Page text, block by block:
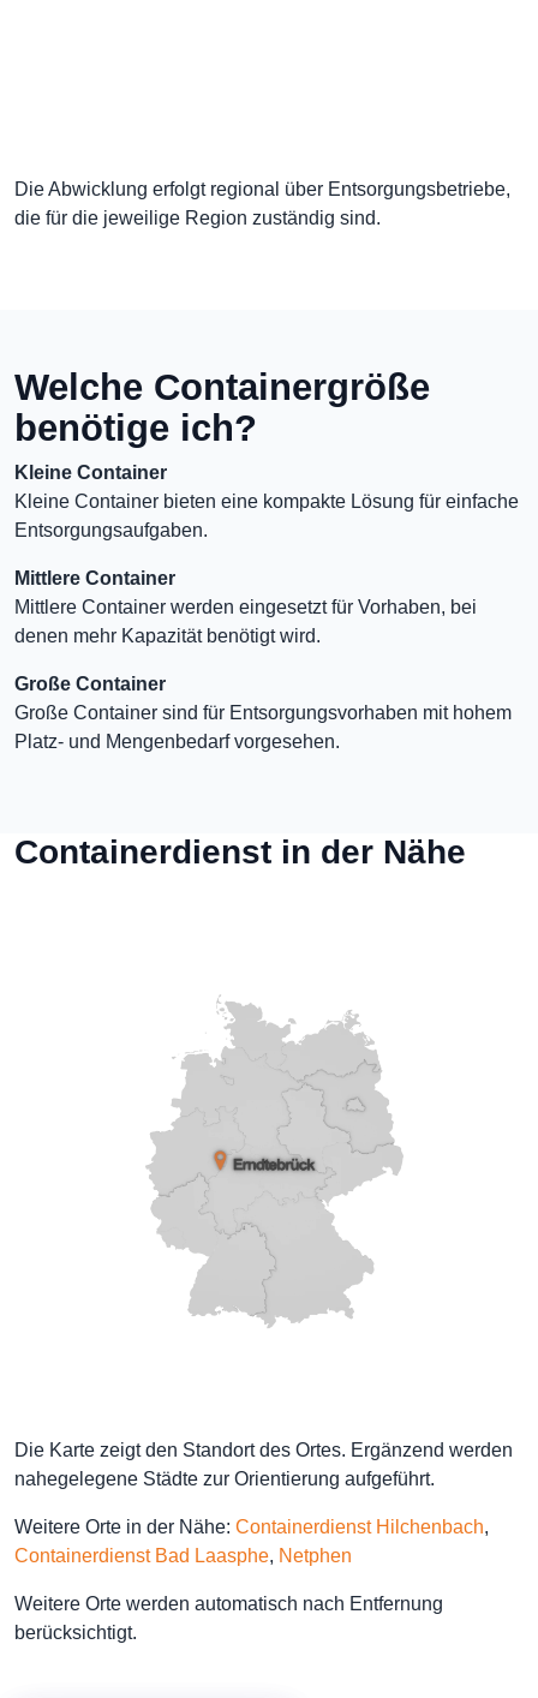
Die Abwicklung erfolgt regional über Entsorgungsbetriebe,
die für die jeweilige Region zuständig sind.
Welche Containergröße
benötige ich?
Kleine Container
Kleine Container bieten eine kompakte Lösung für einfache
Entsorgungsaufgaben.
Mittlere Container
Mittlere Container werden eingesetzt für Vorhaben, bei
denen mehr Kapazität benötigt wird.
Große Container
Große Container sind für Entsorgungsvorhaben mit hohem
Platz- und Mengenbedarf vorgesehen.
Containerdienst in der Nähe
Die Karte zeigt den Standort des Ortes. Ergänzend werden
nahegelegene Städte zur Orientierung aufgeführt.
Weitere Orte in der Nähe: Containerdienst Hilchenbach,
Containerdienst Bad Laasphe, Netphen
Weitere Orte werden automatisch nach Entfernung
berücksichtigt.